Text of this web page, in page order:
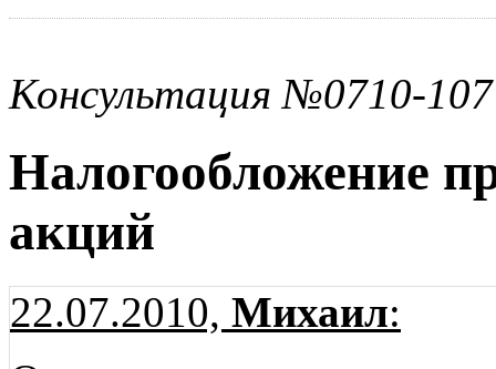
Консультация №0710-107
Налогообложение
акций
22.07.2010, Михаил: